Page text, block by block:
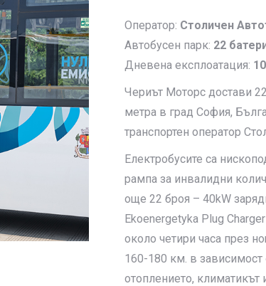
Оператор: Столичен
Автобусен парк: 22
Дневена експлоатация:
Чериът Моторс достави
метра в град София,
транспортен оператор
Електробусите са
рампа за инвалидни
още 22 броя – 40kW
Ekoenergetyka Plug
около четири часа през
160-180 км. в
отоплението, климатикът